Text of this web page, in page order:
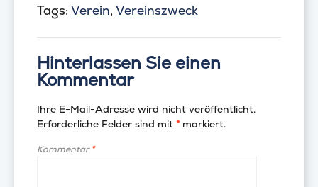
Tags: Verein, Vereinszweck
Hinterlassen Sie einen
Kommentar
Ihre E-Mail-Adresse wird nicht veröffentlicht.
Erforderliche Felder sind mit *markiert.
Kommentar*